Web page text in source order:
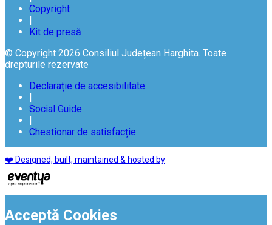
Copyright
Kit de presă
© Copyright 2026 Consiliul Județean Harghita. Toate
drepturile rezervate
Declarație de accesibilitate
Social Guide
Chestionar de satisfacție
❤️ Designed, built, maintained & hosted by
Acceptă Cookies